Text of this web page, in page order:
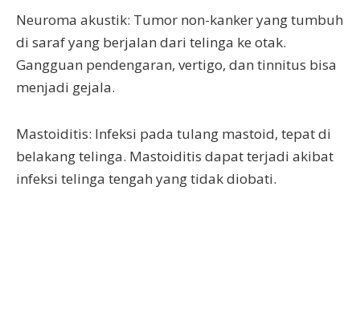
Neuroma akustik: Tumor non-kanker yang tumbuh
di saraf yang berjalan dari telinga ke otak.
Gangguan pendengaran, vertigo, dan tinnitus bisa
menjadi gejala.
Mastoiditis: Infeksi pada tulang mastoid, tepat di
belakang telinga. Mastoiditis dapat terjadi akibat
infeksi telinga tengah yang tidak diobati.